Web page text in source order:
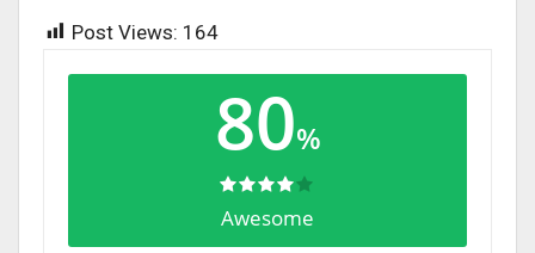
Post Views: 164
80%
Awesome